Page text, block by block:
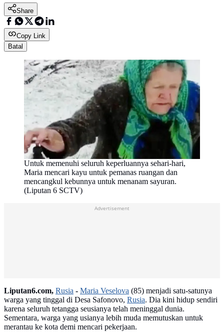
Share
Copy Link
Batal
Untuk memenuhi seluruh keperluannya sehari-hari,
Maria mencari kayu untuk pemanas ruangan dan
mencangkul kebunnya untuk menanam sayuran.
(Liputan 6 SCTV)
Advertisement
Liputan6.com, Rusia - Maria Veselova (85) menjadi satu-satunya
warga yang tinggal di Desa Safonovo, Rusia. Dia kini hidup sendiri
karena seluruh tetangga seusianya telah meninggal dunia.
Sementara, warga yang usianya lebih muda memutuskan untuk
merantau ke kota demi mencari pekerjaan.